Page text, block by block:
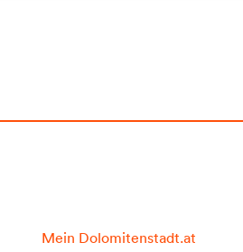
Mein Dolomitenstadt.at